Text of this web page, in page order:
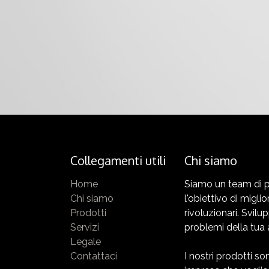
Collegamenti utili
Home
Chi siamo
Prodotti
Servizi
Legale
Contattaci
Chi siamo
Siamo un team di
l'obiettivo di
rivoluzionari.
problemi della tua
I nostri prodotti